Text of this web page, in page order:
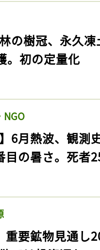
林の樹冠、永久
。初の定量化
NGO
】6月熱波、観
目の暑さ。死者
重要鉱物見通